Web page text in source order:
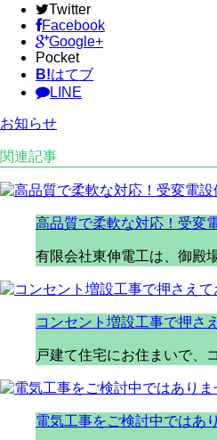
Twitter
Facebook
Google+
Pocket
B!はてブ
LINE
お知らせ
関連記事
高品質で柔軟な対応！受変
有限会社東伸電工は、御殿
コンセント増設工事で押さ
戸建て住宅にお住まいで、
電気工事をご検討中ではあ